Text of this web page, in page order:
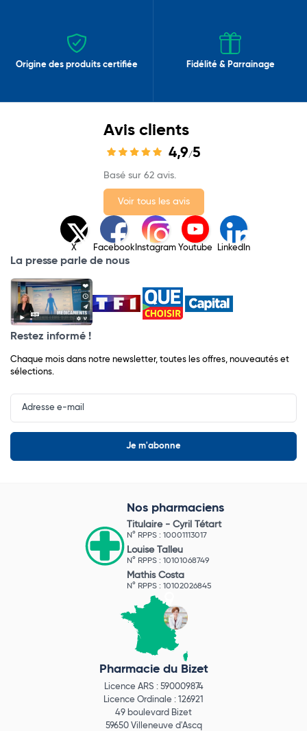
Origine des produits certifiée Fidélité & Parrainage
Avis clients
4,9/5
Basé sur 62 avis.
Voir tous les avis
X Facebook Instagram Youtube LinkedIn
La presse parle de nous
Restez informé !
Chaque mois dans notre newsletter, toutes les offres, nouveautés et
sélections.
Input
Newsletter
Nos pharmaciens
Titulaire - Cyril Tétart
N° RPPS : 10001113017
Louise Talleu
N° RPPS : 10101068749
Mathis Costa
N° RPPS : 10102026845
Pharmacie du Bizet
Licence ARS : 590009874
Licence Ordinale : 126921
49 boulevard Bizet
59650 Villeneuve d'Ascq